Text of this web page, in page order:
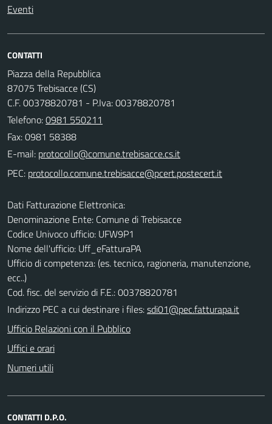
Eventi
CONTATTI
Piazza della Repubblica
87075 Trebisacce (CS)
C.F. 00378820781 - P.Iva: 00378820781
Telefono:0981 550211
Fax: 0981 58388
E-mail:
PEC:
Dati Fatturazione Elettronica:
Denominazione Ente: Comune di Trebisacce
Codice Univoco ufficio: UFW9P1
Nome dell'ufficio: Uff_eFatturaPA
Ufficio di competenza: (es. tecnico, ragioneria, manutenzione,
ecc..)
Cod. fisc. del servizio di F.E.: 00378820781
Indirizzo PEC a cui destinare i files:sdi01@pec.fatturapa.it
Ufficio Relazioni con il Pubblico
Uffici e orari
Numeri utili
CONTATTI D.P.O.